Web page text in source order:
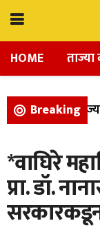
HOME ताज्या
Breaking
आणि वाणिज्य
*वाघिरे
प्रा. डॉ.